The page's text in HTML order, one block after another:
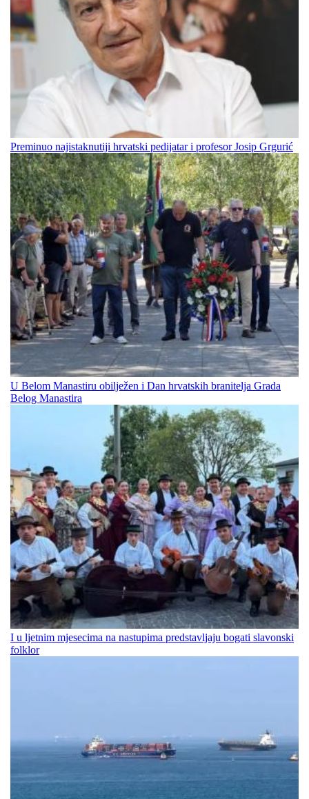
Preminuo najistaknutiji hrvatski pedijatar i profesor Josip Grgurić
U Belom Manastiru obilježen i Dan hrvatskih branitelja Grada
Belog Manastira
I u ljetnim mjesecima na nastupima predstavljaju bogati slavonski
folklor